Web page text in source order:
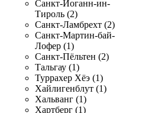
Санкт-Иоганн-ин-
Тироль (2)
Санкт-Ламбрехт (2)
Санкт-Мартин-бай-
Лофер (1)
Санкт-Пёльтен (2)
Тальгау (1)
Туррахер Хёэ (1)
Хайлигенблут (1)
Хальванг (1)
Хартберг (1)